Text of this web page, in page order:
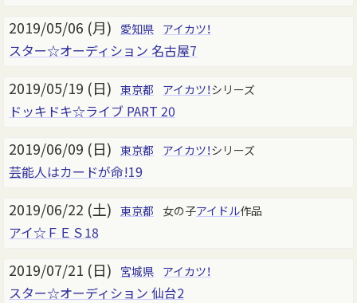
2019/05/06 (月) 愛知県 アイカツ！
スター☆オーディション 名古屋7
2019/05/19 (日) 東京都 アイカツ！シリーズ
ドッキドキ☆ライブ PART 20
2019/06/09 (日) 東京都 アイカツ！シリーズ
芸能人はカードが命!19
2019/06/22 (土) 東京都 女の子アイドル作品
アイ☆ＦＥＳ18
2019/07/21 (日) 宮城県 アイカツ！
スター☆オーディション 仙台2